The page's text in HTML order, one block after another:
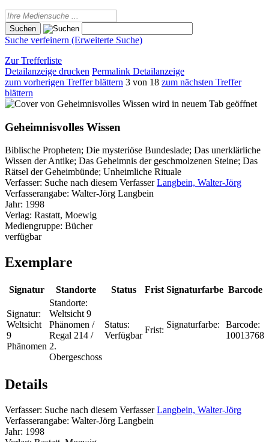
Suche verfeinern (Erweiterte Suche)
Zur Trefferliste
Detailanzeige drucken Permalink Detailanzeige
zum vorherigen Treffer blättern 3 von 18 zum nächsten Treffer
blättern
wird in neuem Tab geöffnet
Geheimnisvolles Wissen
Biblische Propheten; Die mysteriöse Bundeslade; Das unerklärliche
Wissen der Antike; Das Geheimnis der geschmolzenen Steine; Das
Rätsel der Geheimbünde; Unheimliche Rituale
Verfasser: Suche nach diesem Verfasser Langbein, Walter-Jörg
Verfasserangabe: Walter-Jörg Langbein
Jahr: 1998
Verlag: Rastatt, Moewig
Mediengruppe: Bücher
verfügbar
Exemplare
Signatur Standorte Status Frist Signaturfarbe Barcode
Signatur:
Weltsicht
9
Phänomen
Standorte:
Weltsicht 9
Phänomen /
Regal 214 /
2.
Obergeschoss
Status:
Verfügbar
Frist:
Signaturfarbe:
Barcode:
10013768
Details
Verfasser: Suche nach diesem Verfasser Langbein, Walter-Jörg
Verfasserangabe: Walter-Jörg Langbein
Jahr: 1998